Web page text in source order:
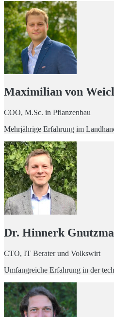
Maximilian von
COO, M.Sc. in Pflanzenbau
Mehrjährige Erfahrung im
Dr. Hinnerk
CTO, IT Berater und Volkswirt
Umfangreiche Erfahrung in der